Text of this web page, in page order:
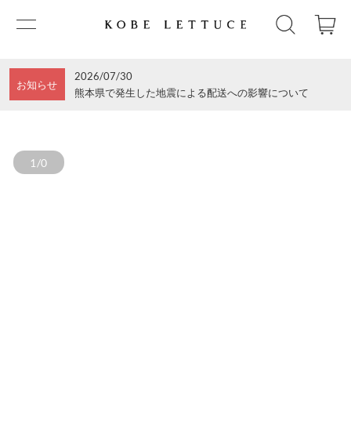
お知らせ
2026/07/30
熊本県で発生した地震による配送への影響について
1/0